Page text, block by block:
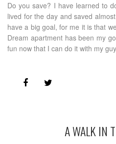
Do you save? I have learned to
lived for the day and saved
have a big goal, for me it is that
Dream apartment has been my
fun now that I can do it with my
A WALK IN